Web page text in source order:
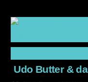
Udo Butter &